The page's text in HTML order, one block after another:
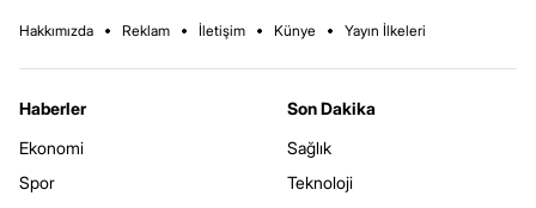
Hakkımızda Reklam İletişim Künye Yayın İlkeleri
Haberler
Ekonomi
Spor
Son Dakika
Sağlık
Teknoloji